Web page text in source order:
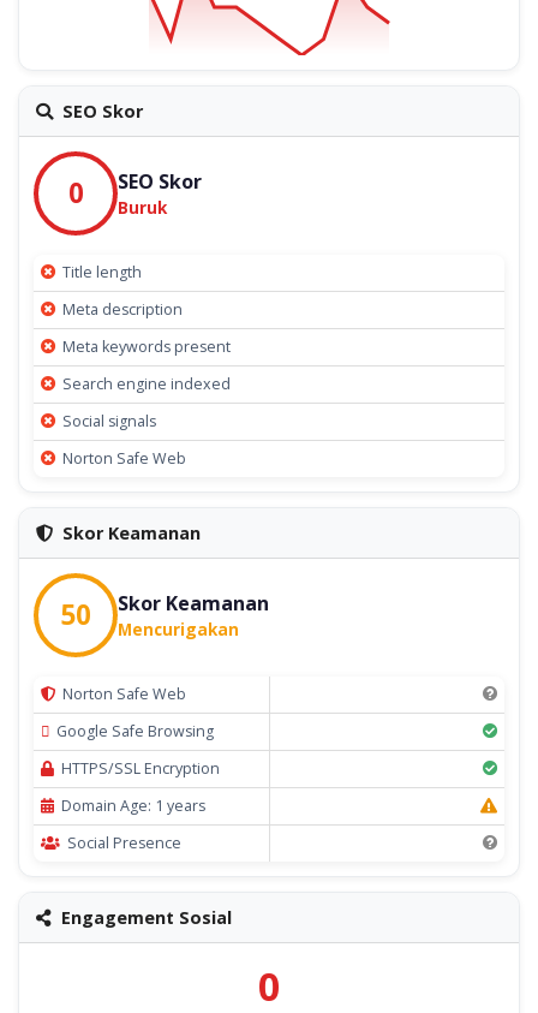
SEO Skor
0 SEO Skor
Buruk
Title length
Meta description
Meta keywords present
Search engine indexed
Social signals
Norton Safe Web
Skor Keamanan
50 Skor Keamanan
Mencurigakan
Norton Safe Web
Google Safe Browsing
HTTPS/SSL Encryption
Domain Age: 1 years
Social Presence
Engagement Sosial
0